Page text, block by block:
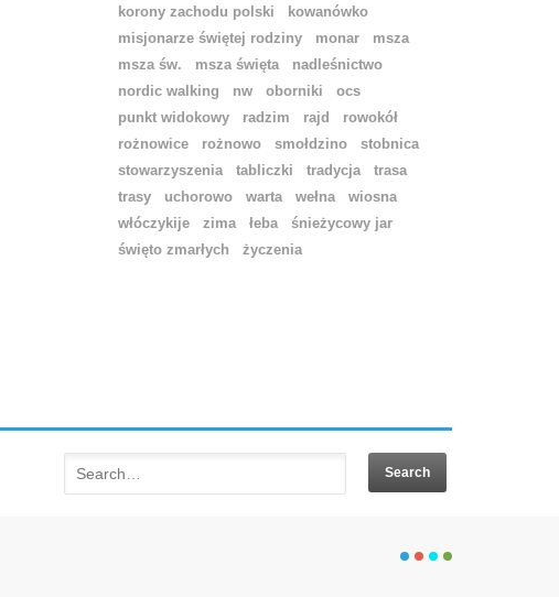
korony zachodu polski
kowanówko
misjonarze świętej rodziny
monar
msza
msza św.
msza święta
nadleśnictwo
nordic walking
nw oborniki
ocs
punkt widokowy
radzim rajd
rowokół
rożnowice
rożnowo smołdzino
stobnica
stowarzyszenia
tabliczki tradycja
trasa
trasy
uchorowo warta wełna
wiosna
włóczykije
zima łeba
śnieżycowy jar
święto zmarłych
życzenia